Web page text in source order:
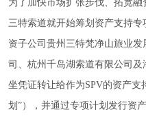
为了加快市场扩张步伐、拓宽融
三特索道就开始筹划资产支持
资子公司贵州三特梵净山旅业
司、杭州千岛湖索道有限公司
坐凭证转让给作为SPV的资产支
划”），并通过专项计划发行资